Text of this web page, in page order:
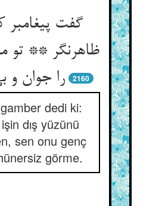
گفت پیغامبر
ظاهرنگر ** تو
را جوان و
2160
dedi ki:
dış yüzünü
sen onu genç
görme.